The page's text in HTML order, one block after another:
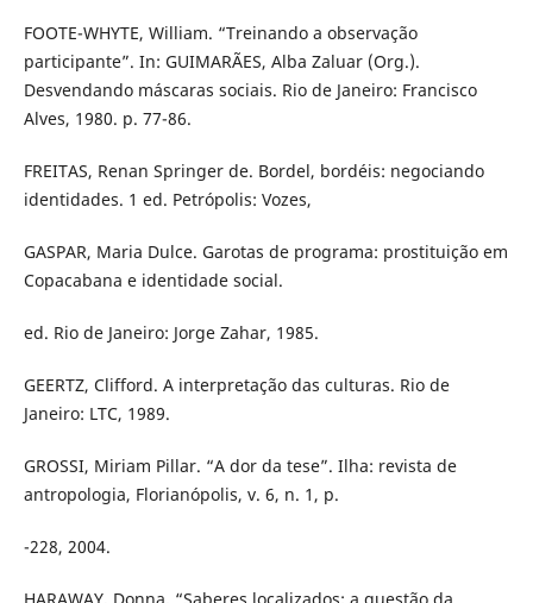
FOOTE-WHYTE, William. “Treinando a observação
participante”. In: GUIMARÃES, Alba Zaluar (Org.).
Desvendando máscaras sociais. Rio de Janeiro: Francisco
Alves, 1980. p. 77-86.
FREITAS, Renan Springer de. Bordel, bordéis: negociando
identidades. 1 ed. Petrópolis: Vozes,
GASPAR, Maria Dulce. Garotas de programa: prostituição em
Copacabana e identidade social.
ed. Rio de Janeiro: Jorge Zahar, 1985.
GEERTZ, Clifford. A interpretação das culturas. Rio de
Janeiro: LTC, 1989.
GROSSI, Miriam Pillar. “A dor da tese”. Ilha: revista de
antropologia, Florianópolis, v. 6, n. 1, p.
-228, 2004.